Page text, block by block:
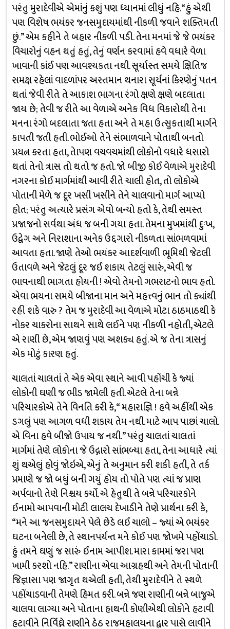
પરંતુ મુરાદેવીએ એમાંનું કશું પણ ધ્યાનમાં લીધું નહિ. “હું એથી
પણ વિશેષ ભયંકર જનસમુદાયમાંથી નીકળી જવાને શક્તિમતી
છું.” એમ કહીને તે બહાર નીકળી પડી. તેના મનમાં જે જે ભયંકર
વિચારોનું વહન થતું હતું, તેનું વર્ણન કરવામાં હવે વધારે વેળા
ખાવાની કાંઈ પણ આવશ્યકતા નથી. સૂર્યાસ્ત સમયે ક્ષિતિજ
સમક્ષ રહેલાં વાદળાંપર અસ્તમાન થનારા સૂર્યનાં કિરણેનું પતન
થતાં જેવી રીતે તે આકાશ ભાગના રંગો ક્ષણે ક્ષણે બદલાતા
જાય છે; તેવી જ રીતે આ વેળાએ અનેક વિધ વિકારોથી તેના
મનના રંગો બદલાતા જતા હતા અને તે મહા ઉત્સુકતાથી માર્ગને
કાપતી જતી હતી. ભોઈઓ તેને સંભાળવાને પોતાથી બનતો
પ્રયત્ન કરતા હતા, તેાપણ વચવચમાંથી લોકોનો વધારે ધસારો
થતાં તેનો ત્રાસ તો થતો જ હતો. જો બીજી કોઈ વેળાએ મુરાદેવી
નગરના કોઈ માર્ગમાંથી આવી રીતે ચાલી હોત, તો લોકોએ
પોતાની મેળે જ દૂર ખસી ખસીને તેને ચાલવાનો માર્ગ આપ્યો
હોત; પરંતુ અત્યારે પ્રસંગ એવો બન્યો હતો કે, તેથી સમસ્ત
પ્રજાજનો સર્વથા અંધ જ બની ગયા હતા. તેમના મુખમાંથી દુઃખ,
ઉદ્વેગ અને નિરાશાના અનેક ઉદ્દગારો નીકળતા સાંભળવામાં
આવતા હતા. જાણે તેઓ ભયંકર આદર્શવાળી ભૂમિથી જેટલી
ઉતાવળે અને જેટલું દૂર જઈ શકાય તેટલું સારું, એવી જ
ભાવનાથી ભાગતા હોયની ! એવો તેમનો ગભરાટનો ભાવ હતો.
એવા ભયના સમયે બીજાના માન અને મહત્ત્વનું ભાન તો ક્યાંથી
રહી શકે વારુ ? તેમ જ મુરાદેવી આ વેળાએ મોટા ઠાઠમાઠથી કે
નોકર ચાકરોના સાથને સાથે લઈને પણ નીકળી નહોતી, એટલે
એ રાણી છે, એમ જાણવું પણ અશક્ય હતું. એ જ તેના ત્રાસનું
એક મોટું કારણ હતું.
ચાલતાં ચાલતાં તે એક એવા સ્થાને આવી પહોંચી કે જ્યાં
લોકોની ઘણી જ ભીડ જામેલી હતી. એટલે તેના બન્ને
પરિચારકોએ તેને વિનતિ કરી કે, “ મહારાજ્ઞિ ! હવે અહીંથી એક
ડગલું પણ આગળ વધી શકાય તેમ નથી. માટે આપ પાછાં ચાલો.
એ વિના હવે બીજો ઉપાય જ નથી.” પરંતુ ચાલતાં ચાલતાં
માર્ગમાં તેણે લોકોના જે ઉદ્ગારો સાંભળ્યા હતા, તેના આધારે ત્યાં
શું થએલું હોવું જોઇએ, એનું તે અનુમાન કરી શકી હતી, તે તર્ક
પ્રમાણે જ જો બધું બની ગયું હોય તો પોતે પણ ત્યાં જ પ્રાણ
અર્પવાનો તેણે નિશ્ચય કર્યો. એ હેતુથી તે બન્ને પરિચારકોને
ઈનામો આપવાની મોટી લાલચ દેખાડીને તેણે પ્રાર્થના કરી કે,
“મને આ જનસમુદાયને પેલે છેડે લઈ ચાલો – જ્યાં એ ભયંકર
ઘટના બનેલી છે, તે સ્થાનપર્યન્ત મને કોઈ પણ જોખમે પહોંચાડો.
હું તમને ઘણું જ સારું ઈનામ આપીશ. મારા કામમાં જરા પણ
ખામી કરશો નહિ.” રાણીના એવા આગ્રહથી અને તેમની પોતાની
જિજ્ઞાસા પણ જાગૃત થએલી હતી, તેથી મુરાદેવીને તે સ્થળે
પહોંચાડવાની તેમણે હિમત કરી. બન્ને જણ રાણીની બન્ને બાજુએ
ચાલવા લાગ્યા અને પોતાના હાથની કોણીએથી લોકોને હટાવી
હટાવીને નિર્વિઘ્ને રાણીને ઠેઠ રાજમહાલયના દ્વાર પાસે લાવીને